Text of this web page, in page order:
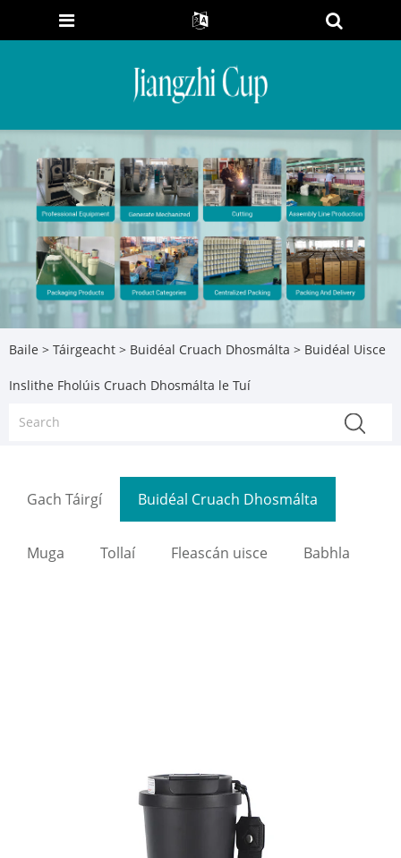
Baile > Táirgeacht > Buidéal Cruach Dhosmálta > Buidéal Uisce
Inslithe Fholúis Cruach Dhosmálta le Tuí
Gach Táirgí Buidéal Cruach Dhosmálta
Muga Tollaí Fleascán uisce Babhla